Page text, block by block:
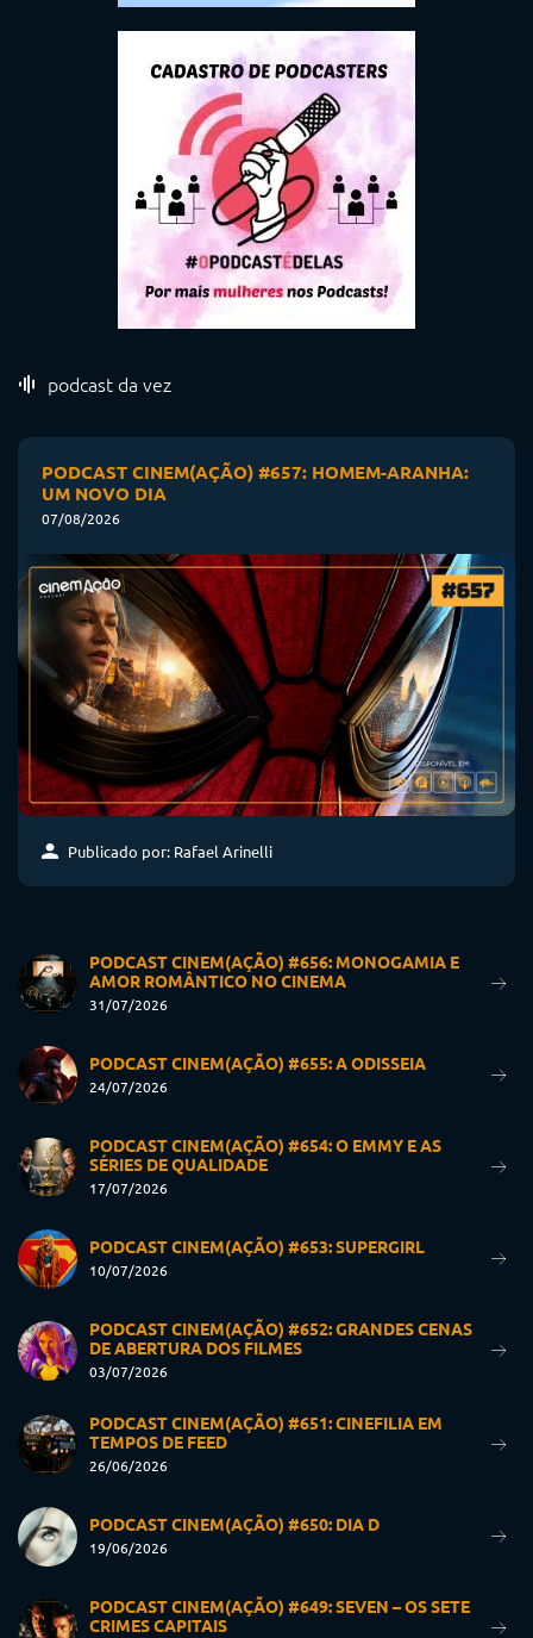
podcast da vez
PODCAST CINEM(AÇÃO) #657: HOMEM-ARANHA:
UM NOVO DIA
07/08/2026
Publicado por: Rafael Arinelli
PODCAST CINEM(AÇÃO) #656: MONOGAMIA E
AMOR ROMÂNTICO NO CINEMA
31/07/2026
PODCAST CINEM(AÇÃO) #655: A ODISSEIA
24/07/2026
PODCAST CINEM(AÇÃO) #654: O EMMY E AS
SÉRIES DE QUALIDADE
17/07/2026
PODCAST CINEM(AÇÃO) #653: SUPERGIRL
10/07/2026
PODCAST CINEM(AÇÃO) #652: GRANDES CENAS
DE ABERTURA DOS FILMES
03/07/2026
PODCAST CINEM(AÇÃO) #651: CINEFILIA EM
TEMPOS DE FEED
26/06/2026
PODCAST CINEM(AÇÃO) #650: DIA D
19/06/2026
PODCAST CINEM(AÇÃO) #649: SEVEN – OS SETE
CRIMES CAPITAIS